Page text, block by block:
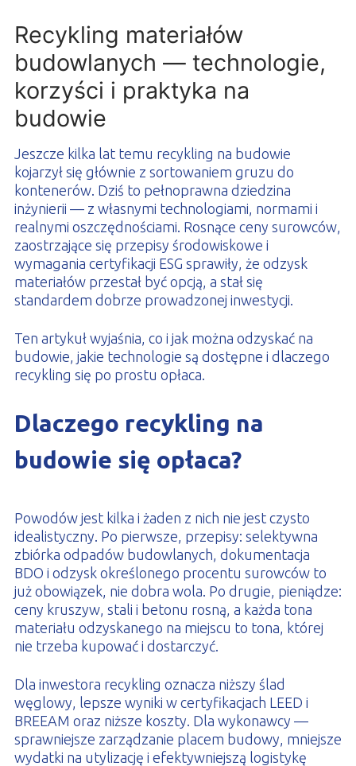
Recykling materiałów
budowlanych — technologie,
korzyści i praktyka na
budowie
Jeszcze kilka lat temu recykling na budowie
kojarzył się głównie z sortowaniem gruzu do
kontenerów. Dziś to pełnoprawna dziedzina
inżynierii — z własnymi technologiami, normami i
realnymi oszczędnościami. Rosnące ceny surowców,
zaostrzające się przepisy środowiskowe i
wymagania certyfikacji ESG sprawiły, że odzysk
materiałów przestał być opcją, a stał się
standardem dobrze prowadzonej inwestycji.
Ten artykuł wyjaśnia, co i jak można odzyskać na
budowie, jakie technologie są dostępne i dlaczego
recykling się po prostu opłaca.
Dlaczego recykling na
budowie się opłaca?
Powodów jest kilka i żaden z nich nie jest czysto
idealistyczny. Po pierwsze, przepisy: selektywna
zbiórka odpadów budowlanych, dokumentacja
BDO i odzysk określonego procentu surowców to
już obowiązek, nie dobra wola. Po drugie, pieniądze:
ceny kruszyw, stali i betonu rosną, a każda tona
materiału odzyskanego na miejscu to tona, której
nie trzeba kupować i dostarczyć.
Dla inwestora recykling oznacza niższy ślad
węglowy, lepsze wyniki w certyfikacjach LEED i
BREEAM oraz niższe koszty. Dla wykonawcy —
sprawniejsze zarządzanie placem budowy, mniejsze
wydatki na utylizację i efektywniejszą logistykę